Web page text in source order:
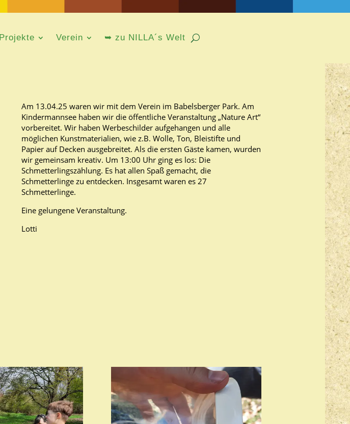
Projekte Verein ➥ zu NILLA´s Welt
Projekte Verein ➥ zu NILLA´s Welt
Am 13.04.25 waren wir mit dem Verein im Babelsberger Park. Am
Kindermannsee haben wir die öffentliche Veranstaltung „Nature Art“
vorbereitet. Wir haben Werbeschilder aufgehangen und alle
möglichen Kunstmaterialien, wie z.B. Wolle, Ton, Bleistifte und
Papier auf Decken ausgebreitet. Als die ersten Gäste kamen, wurden
wir gemeinsam kreativ. Um 13:00 Uhr ging es los: Die
Schmetterlingszählung. Es hat allen Spaß gemacht, die
Schmetterlinge zu entdecken. Insgesamt waren es 27
Schmetterlinge.
Eine gelungene Veranstaltung.
Lotti